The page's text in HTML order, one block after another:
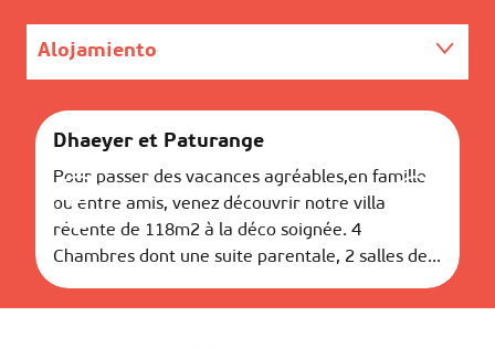
Alojamiento
Dhaeyer et Paturange
Pour passer des vacances agréables,en famille
ou entre amis, venez découvrir notre villa
récente de 118m2 à la déco soignée. 4
Chambres dont une suite parentale, 2 salles de...